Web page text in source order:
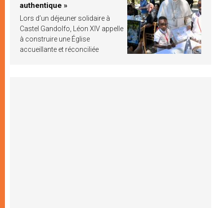
authentique »
Lors d’un déjeuner solidaire à
Castel Gandolfo, Léon XIV appelle
à construire une Église
accueillante et réconciliée